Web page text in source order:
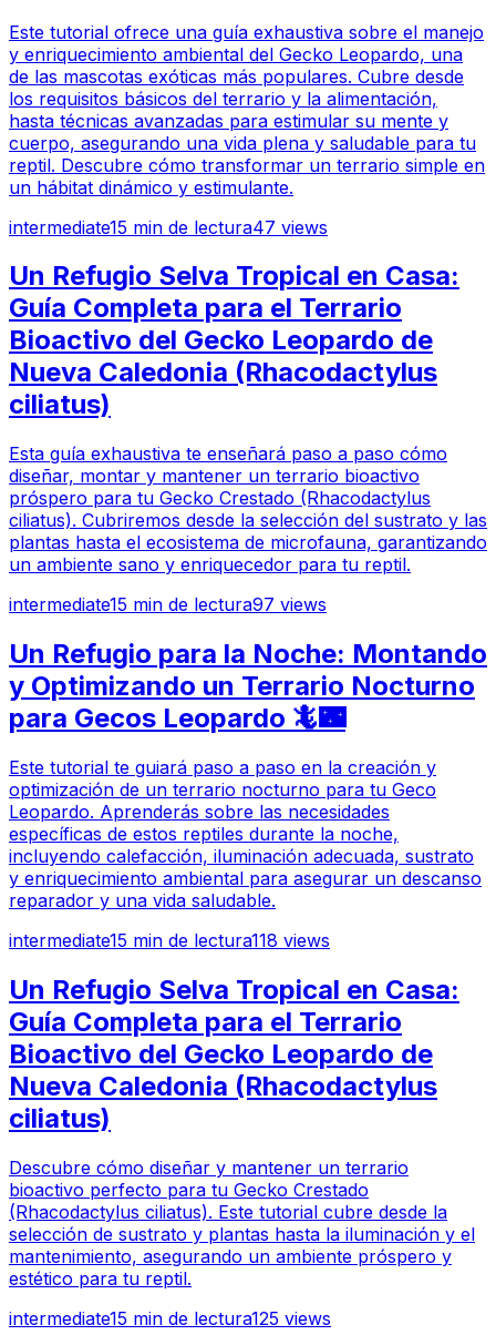
Este tutorial ofrece una guía exhaustiva sobre el manejo
y enriquecimiento ambiental del Gecko Leopardo, una
de las mascotas exóticas más populares. Cubre desde
los requisitos básicos del terrario y la alimentación,
hasta técnicas avanzadas para estimular su mente y
cuerpo, asegurando una vida plena y saludable para tu
reptil. Descubre cómo transformar un terrario simple en
un hábitat dinámico y estimulante.
intermediate15 min de lectura47 views
Un Refugio Selva Tropical en Casa:
Guía Completa para el Terrario
Bioactivo del Gecko Leopardo de
Nueva Caledonia (Rhacodactylus
ciliatus)
Esta guía exhaustiva te enseñará paso a paso cómo
diseñar, montar y mantener un terrario bioactivo
próspero para tu Gecko Crestado (Rhacodactylus
ciliatus). Cubriremos desde la selección del sustrato y las
plantas hasta el ecosistema de microfauna, garantizando
un ambiente sano y enriquecedor para tu reptil.
intermediate15 min de lectura97 views
Un Refugio para la Noche: Montando
y Optimizando un Terrario Nocturno
para Gecos Leopardo 🦎🌃
Este tutorial te guiará paso a paso en la creación y
optimización de un terrario nocturno para tu Geco
Leopardo. Aprenderás sobre las necesidades
específicas de estos reptiles durante la noche,
incluyendo calefacción, iluminación adecuada, sustrato
y enriquecimiento ambiental para asegurar un descanso
reparador y una vida saludable.
intermediate15 min de lectura118 views
Un Refugio Selva Tropical en Casa:
Guía Completa para el Terrario
Bioactivo del Gecko Leopardo de
Nueva Caledonia (Rhacodactylus
ciliatus)
Descubre cómo diseñar y mantener un terrario
bioactivo perfecto para tu Gecko Crestado
(Rhacodactylus ciliatus). Este tutorial cubre desde la
selección de sustrato y plantas hasta la iluminación y el
mantenimiento, asegurando un ambiente próspero y
estético para tu reptil.
intermediate15 min de lectura125 views